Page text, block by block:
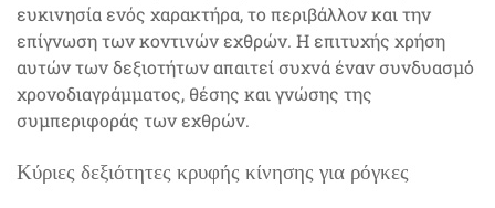
ευκινησία ενός χαρακτήρα, το περιβάλλον και την
επίγνωση των κοντινών εχθρών. Η επιτυχής χρήση
αυτών των δεξιοτήτων απαιτεί συχνά έναν συνδυασμό
χρονοδιαγράμματος, θέσης και γνώσης της
συμπεριφοράς των εχθρών.
Κύριες δεξιότητες κρυφής κίνησης για ρόγκες